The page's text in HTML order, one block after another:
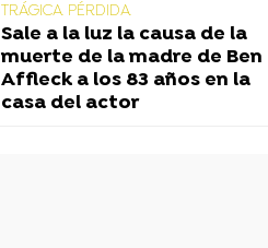
TRÁGICA PÉRDIDA
Sale a la luz la causa de la
muerte de la madre de Ben
Affleck a los 83 años en la
casa del actor